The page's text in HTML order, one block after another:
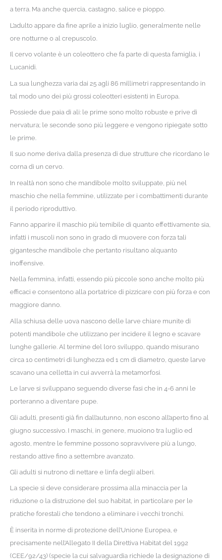
a terra. Ma anche quercia, castagno, salice e pioppo.
L’adulto appare da fine aprile a inizio luglio, generalmente nelle
ore notturne o al crepuscolo.
Il cervo volante è un coleottero che fa parte di questa famiglia, i
Lucanidi.
La sua lunghezza varia dai 25 agli 86 millimetri rappresentando in
tal modo uno dei più grossi coleotteri esistenti in Europa.
Possiede due paia di ali: le prime sono molto robuste e prive di
nervatura; le seconde sono più leggere e vengono ripiegate sotto
le prime.
Il suo nome deriva dalla presenza di due strutture che ricordano le
corna di un cervo.
In realtà non sono che mandibole molto sviluppate, più nel
maschio che nella femmine, utilizzate per i combattimenti durante
il periodo riproduttivo.
Fanno apparire il maschio più temibile di quanto effettivamente sia,
infatti i muscoli non sono in grado di muovere con forza tali
gigantesche mandibole che pertanto risultano alquanto
inoffensive.
Nella femmina, infatti, essendo più piccole sono anche molto più
efficaci e consentono alla portatrice di pizzicare con più forza e con
maggiore danno.
Alla schiusa delle uova nascono delle larve chiare munite di
potenti mandibole che utilizzano per incidere il legno e scavare
lunghe gallerie. Al termine del loro sviluppo, quando misurano
circa 10 centimetri di lunghezza ed 1 cm di diametro, queste larve
scavano una celletta in cui avverrà la metamorfosi.
Le larve si sviluppano seguendo diverse fasi che in 4-6 anni le
porteranno a diventare pupe.
Gli adulti, presenti già fin dall’autunno, non escono all’aperto fino al
giugno successivo. I maschi, in genere, muoiono tra luglio ed
agosto, mentre le femmine possono sopravvivere più a lungo,
restando attive fino a settembre avanzato.
Gli adulti si nutrono di nettare e linfa degli alberi.
La specie si deve considerare prossima alla minaccia per la
riduzione o la distruzione del suo habitat, in particolare per le
pratiche forestali che tendono a eliminare i vecchi tronchi.
È inserita in norme di protezione dell’Unione Europea, e
precisamente nell’Allegato II della Direttiva Habitat del 1992
(CEE/92/43) (specie la cui salvaguardia richiede la designazione di